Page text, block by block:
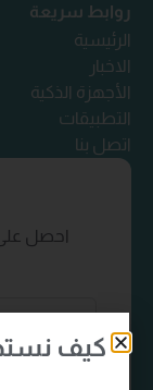
روابط سريعة
الرئيسية
الاخبار
الأجهزة الذكية
التطبيقات
اتصل بنا
احصل
كيف